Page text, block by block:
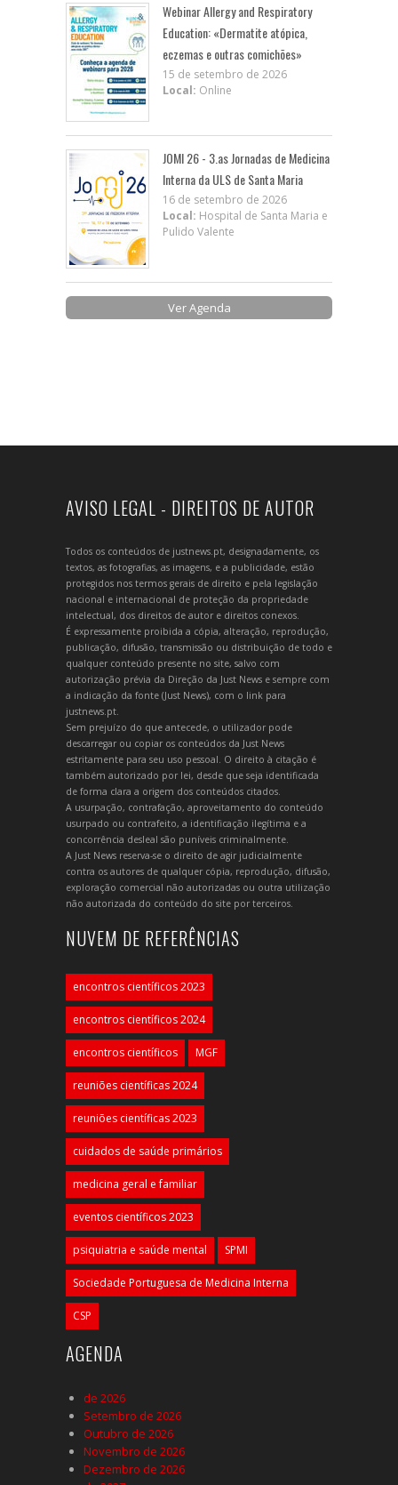
Webinar Allergy and Respiratory
Education: «Dermatite atópica,
eczemas e outras comichões»
15 de setembro de 2026
Local: Online
JOMI 26 - 3.as Jornadas de Medicina
Interna da ULS de Santa Maria
16 de setembro de 2026
Local: Hospital de Santa Maria e
Pulido Valente
Ver Agenda
AVISO LEGAL - DIREITOS DE AUTOR
Todos os conteúdos de justnews.pt, designadamente, os
textos, as fotografias, as imagens, e a publicidade, estão
protegidos nos termos gerais de direito e pela legislação
nacional e internacional de proteção da propriedade
intelectual, dos direitos de autor e direitos conexos.
É expressamente proibida a cópia, alteração, reprodução,
publicação, difusão, transmissão ou distribuição de todo e
qualquer conteúdo presente no site, salvo com
autorização prévia da Direção da Just News e sempre com
a indicação da fonte (Just News), com o link para
justnews.pt.
Sem prejuízo do que antecede, o utilizador pode
descarregar ou copiar os conteúdos da Just News
estritamente para seu uso pessoal. O direito à citação é
também autorizado por lei, desde que seja identificada
de forma clara a origem dos conteúdos citados.
A usurpação, contrafação, aproveitamento do conteúdo
usurpado ou contrafeito, a identificação ilegítima e a
concorrência desleal são puníveis criminalmente.
A Just News reserva-se o direito de agir judicialmente
contra os autores de qualquer cópia, reprodução, difusão,
exploração comercial não autorizadas ou outra utilização
não autorizada do conteúdo do site por terceiros.
NUVEM DE REFERÊNCIAS
encontros científicos 2023
encontros científicos 2024
encontros científicos MGF
reuniões científicas 2024
reuniões científicas 2023
cuidados de saúde primários
medicina geral e familiar
eventos científicos 2023
psiquiatria e saúde mental SPMI
Sociedade Portuguesa de Medicina Interna
CSP
AGENDA
de 2026
Setembro de 2026
Outubro de 2026
Novembro de 2026
Dezembro de 2026